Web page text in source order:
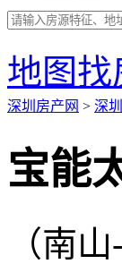
地图找
深圳房产网 > 深
宝能
（南